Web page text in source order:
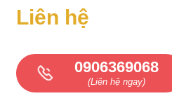
Liên hệ
0906369068
(Liên hệ ngay)